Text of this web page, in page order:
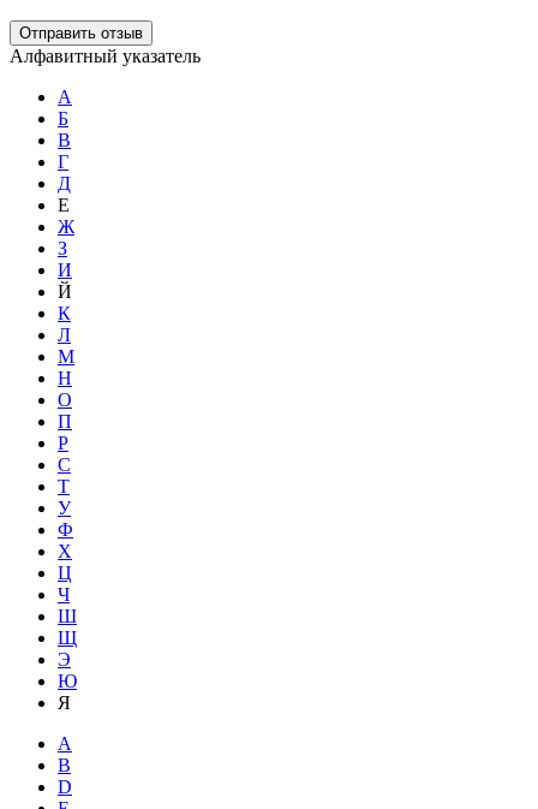
Отправить отзыв
Алфавитный указатель
А
Б
В
Г
Д
Е
Ж
З
И
Й
К
Л
М
Н
О
П
Р
С
Т
У
Ф
Х
Ц
Ч
Ш
Щ
Э
Ю
Я
A
B
D